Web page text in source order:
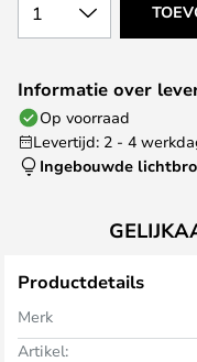
1
Informatie over
Op voorraad
Levertijd: 2 - 4
Ingebouwde
Productdetails
Merk
Artikel: